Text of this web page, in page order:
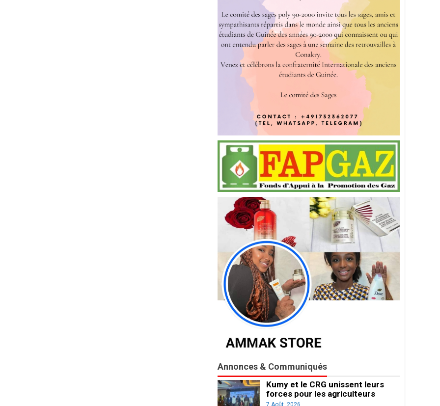
Annonces & Communiqués
Kumy et le CRG unissent leurs
forces pour les agriculteurs